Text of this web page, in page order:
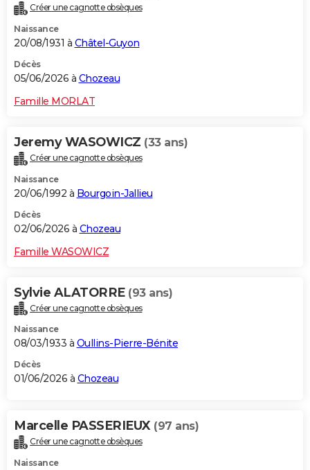
Créer une cagnotte obsèques
Naissance
20/08/1931 à Châtel-Guyon
Décès
05/06/2026 à Chozeau
Famille MORLAT
Jeremy WASOWICZ (33 ans)
Créer une cagnotte obsèques
Naissance
20/06/1992 à Bourgoin-Jallieu
Décès
02/06/2026 à Chozeau
Famille WASOWICZ
Sylvie ALATORRE (93 ans)
Créer une cagnotte obsèques
Naissance
08/03/1933 à Oullins-Pierre-Bénite
Décès
01/06/2026 à Chozeau
Marcelle PASSERIEUX (97 ans)
Créer une cagnotte obsèques
Naissance